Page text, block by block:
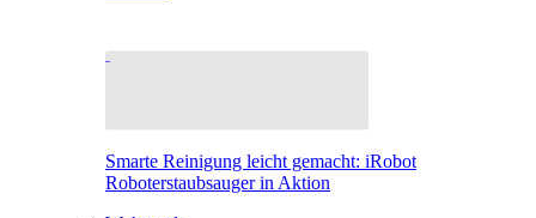
Smarte Reinigung leicht gemacht: iRobot
Roboterstaubsauger in Aktion